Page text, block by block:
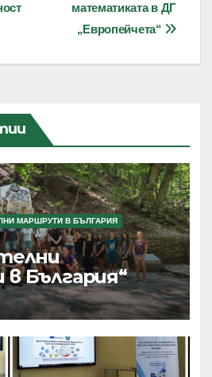
математиката в ДГ
„Европейчета“
МАРШРУТИ В БЪЛГАРИЯ
България“